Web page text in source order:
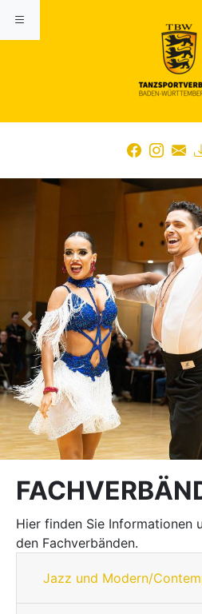
Previous
Hier finden Sie Informationen
den Fachverbänden.
Jazz und Modern/